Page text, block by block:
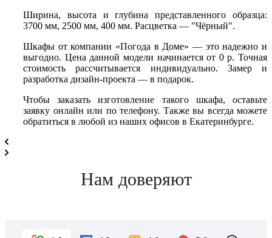
Ширина, высота и глубина представленного образца:
3700 мм, 2500 мм, 400 мм. Расцветка — "Чёрный".
Шкафы от компании «Погода в Доме» — это надежно и
выгодно. Цена данной модели начинается от 0 р. Точная
стоимость рассчитывается индивидуально. Замер и
разработка дизайн-проекта — в подарок.
Чтобы заказать изготовление такого шкафа, оставьте
заявку онлайн или по телефону. Также вы всегда можете
обратиться в любой из наших офисов в Екатеринбурге.
Нам доверяют